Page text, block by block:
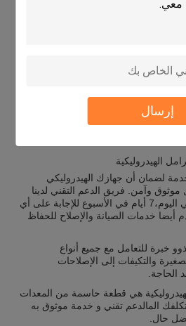
إرسال
تصميمها خصيصا لتلبية احتياجاتك
الصحافة والهيدروليكية تشكيل آلة
الهيدروليكية
لضمان أن جهازك الهيدروليكي
وآمن. فريق الدعم التقني لدينا
متاح على مدار 24 ساعة في اليوم،7 أيام في الأسبوع للإجابة على أي
أيضا خدمات الصيانة والإصلاح للحفاظ
ذوو خبرة للتعامل مع جميع أنواع
والتكيفات إلى الإصلاحات
الحاجة.
هي قطعة حاسمة من المعدات
المالدعم تقني و خدمة موثوق به
حال.